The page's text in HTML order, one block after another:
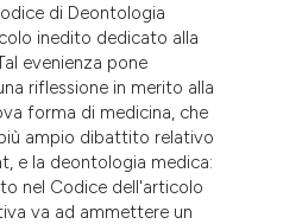
di Deontologia
inedito dedicato alla
evenienza pone
riflessione in merito alla
forma di medicina, che
ampio dibattito relativo
e la deontologia medica:
nel Codice dell'articolo
va ad ammettere un